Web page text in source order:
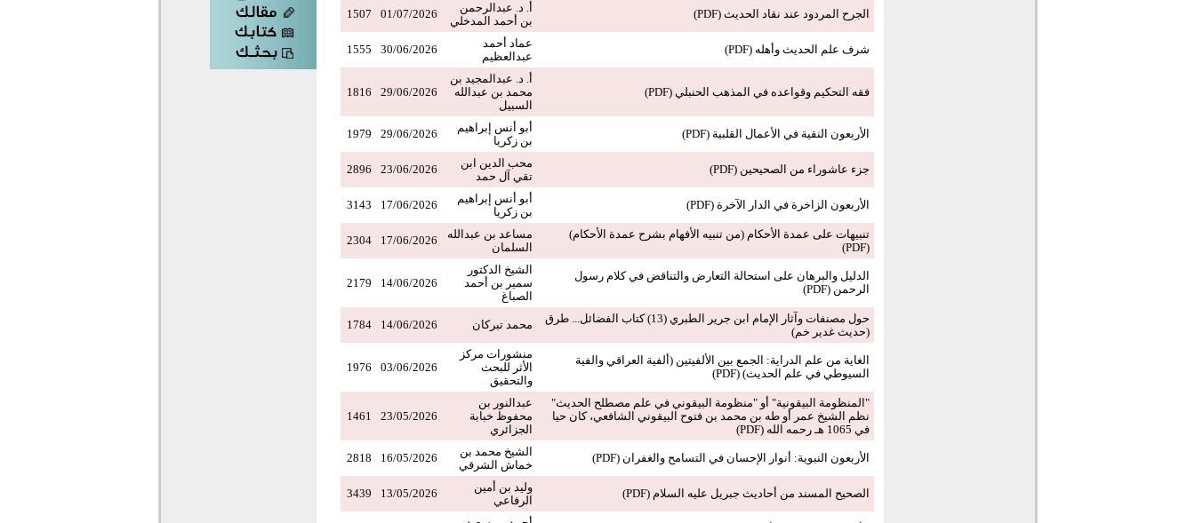
الجرح المردود عند نقاد الحديث (PDF)
أ. د. عبدالرحمن
بن أحمد المدخلي
01/07/2026
1507
شرف علم الحديث وأهله (PDF)
عماد أحمد
عبدالعظيم
30/06/2026
1555
فقه التحكيم وقواعده في المذهب الحنبلي (PDF)
أ. د. عبدالمجيد بن
محمد بن عبدالله
السبيل
29/06/2026
1816
الأربعون النقية في الأعمال القلبية (PDF)
أبو أنس إبراهيم
بن زكريا
29/06/2026
1979
جزء عاشوراء من الصحيحين (PDF)
محب الدين ابن
تقي آل حمد
23/06/2026
2896
الأربعون الزاخرة في الدار الآخرة (PDF)
أبو أنس إبراهيم
بن زكريا
17/06/2026
3143
تنبيهات على عمدة الأحكام (من تنبيه الأفهام بشرح عمدة الأحكام)
(PDF)
مساعد بن عبدالله
السلمان
17/06/2026
2304
الدليل والبرهان على استحالة التعارض والتناقض في كلام رسول
الرحمن (PDF)
الشيخ الدكتور
سمير بن أحمد
الصباغ
14/06/2026
2179
حول مصنفات وآثار الإمام ابن جرير الطبري (13) كتاب الفضائل... طرق
(حديث غدير خم)
محمد تبركان 14/06/2026
1784
الغاية من علم الدراية: الجمع بين الألفيتين (ألفية العراقي والفية
السيوطي في علم الحديث) (PDF)
منشورات مركز
الأثر للبحث
والتحقيق
03/06/2026
1976
"المنظومة البيقونية" أو "منظومة البيقوني في علم مصطلح الحديث"
نظم الشيخ عمر أو طه بن محمد بن فتوح البيقوني الشافعي، كان حيا
في 1065 هـ رحمه الله (PDF)
عبدالنور بن
محفوظ خبابة
الجزائري
23/05/2026
1461
الأربعون النبوية: أنوار الإحسان في التسامح والغفران (PDF)
الشيخ محمد بن
خماش الشرقي
16/05/2026
2818
الصحيح المسند من أحاديث جبريل عليه السلام (PDF)
وليد بن أمين
الرفاعي
13/05/2026
3439